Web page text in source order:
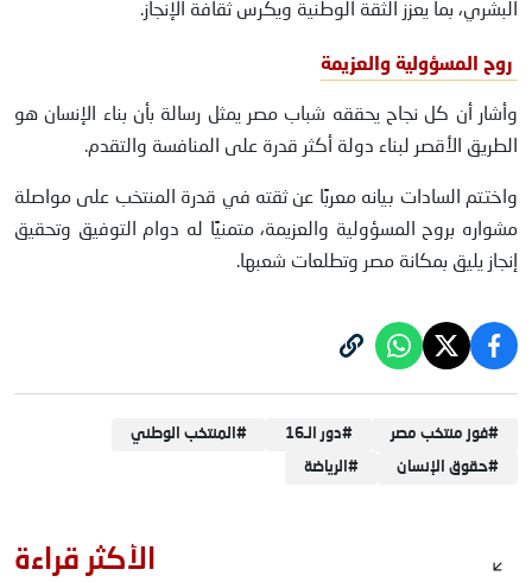
البشري، بما يعزز الثقة الوطنية ويكرس ثقافة الإنجاز.
روح المسؤولية والعزيمة
وأشار أن كل نجاح يحققه شباب مصر يمثل رسالة بأن بناء الإنسان هو
الطريق الأقصر لبناء دولة أكثر قدرة على المنافسة والتقدم.
واختتم السادات بيانه معربًا عن ثقته في قدرة المنتخب على مواصلة
مشواره بروح المسؤولية والعزيمة، متمنيًا له دوام التوفيق وتحقيق
إنجاز يليق بمكانة مصر وتطلعات شعبها.
#فوز منتخب مصر #دور الـ16 # المنتخب الوطني
#حقوق الإنسان # الرياضة
الأكثر قراءة